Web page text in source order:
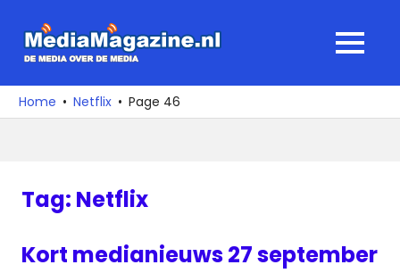
naar
media
over
MENU
Home Netflix Page 46
Tag: Netflix
Kort medianieuws 27 september